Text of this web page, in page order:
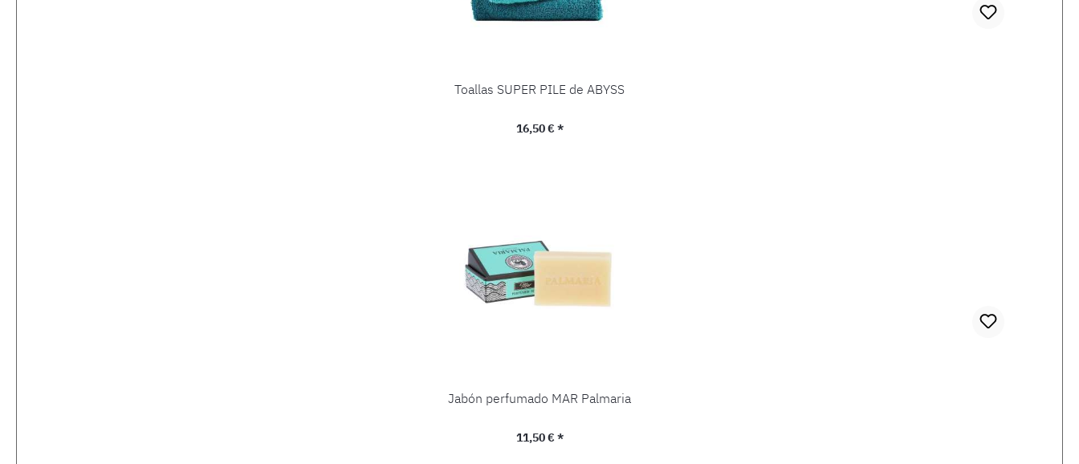
Toallas SUPER PILE de ABYSS
Precio normal:
16,50 € *
Jabón perfumado MAR Palmaria
Precio normal:
11,50 € *